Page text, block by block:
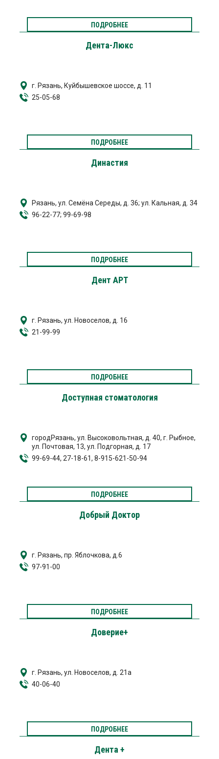
ПОДРОБНЕЕ
Дента-Люкс
г. Рязань, Куйбышевское шоссе, д. 11
25-05-68
ПОДРОБНЕЕ
Династия
Рязань, ул. Семёна Середы, д. 36; ул. Кальная, д. 34
96-22-77; 99-69-98
ПОДРОБНЕЕ
Дент АРТ
г. Рязань, ул. Новоселов, д. 16
21-99-99
ПОДРОБНЕЕ
Доступная стоматология
городРязань, ул. Высоковольтная, д. 40, г. Рыбное,
ул. Почтовая, 13, ул. Подгорная, д. 17
99-69-44, 27-18-61, 8-915-621-50-94
ПОДРОБНЕЕ
Добрый Доктор
г. Рязань, пр. Яблочкова, д.6
97-91-00
ПОДРОБНЕЕ
Доверие+
г. Рязань, ул. Новоселов, д. 21а
40-06-40
ПОДРОБНЕЕ
Дента +